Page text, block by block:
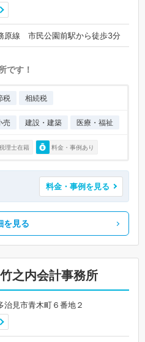
原線 市民公園前駅から徒歩3分
です！
税 相続税
売 建設・建築 医療・福祉
理士在籍 料金・事例あり
料金・事例を見る
を見る
之内会計事務所
治見市青木町６番地２